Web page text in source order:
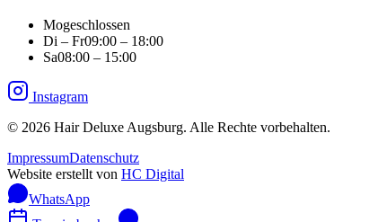
Mogeschlossen
Di – Fr09:00 – 18:00
Sa08:00 – 15:00
Instagram
© 2026 Hair Deluxe Augsburg. Alle Rechte vorbehalten.
ImpressumDatenschutz
Website erstellt von HC Digital
WhatsApp